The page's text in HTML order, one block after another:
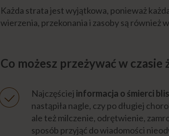
Każda strata jest wyjątkowa, ponieważ
wierzenia, przekonania i zasoby są również
Co możesz przeżywać w czasie
Najczęściej informacja o śmierci
nastąpiła nagle, czy po długiej
ale też milczenie, odrętwienie,
sposób przyjąć do wiadomości